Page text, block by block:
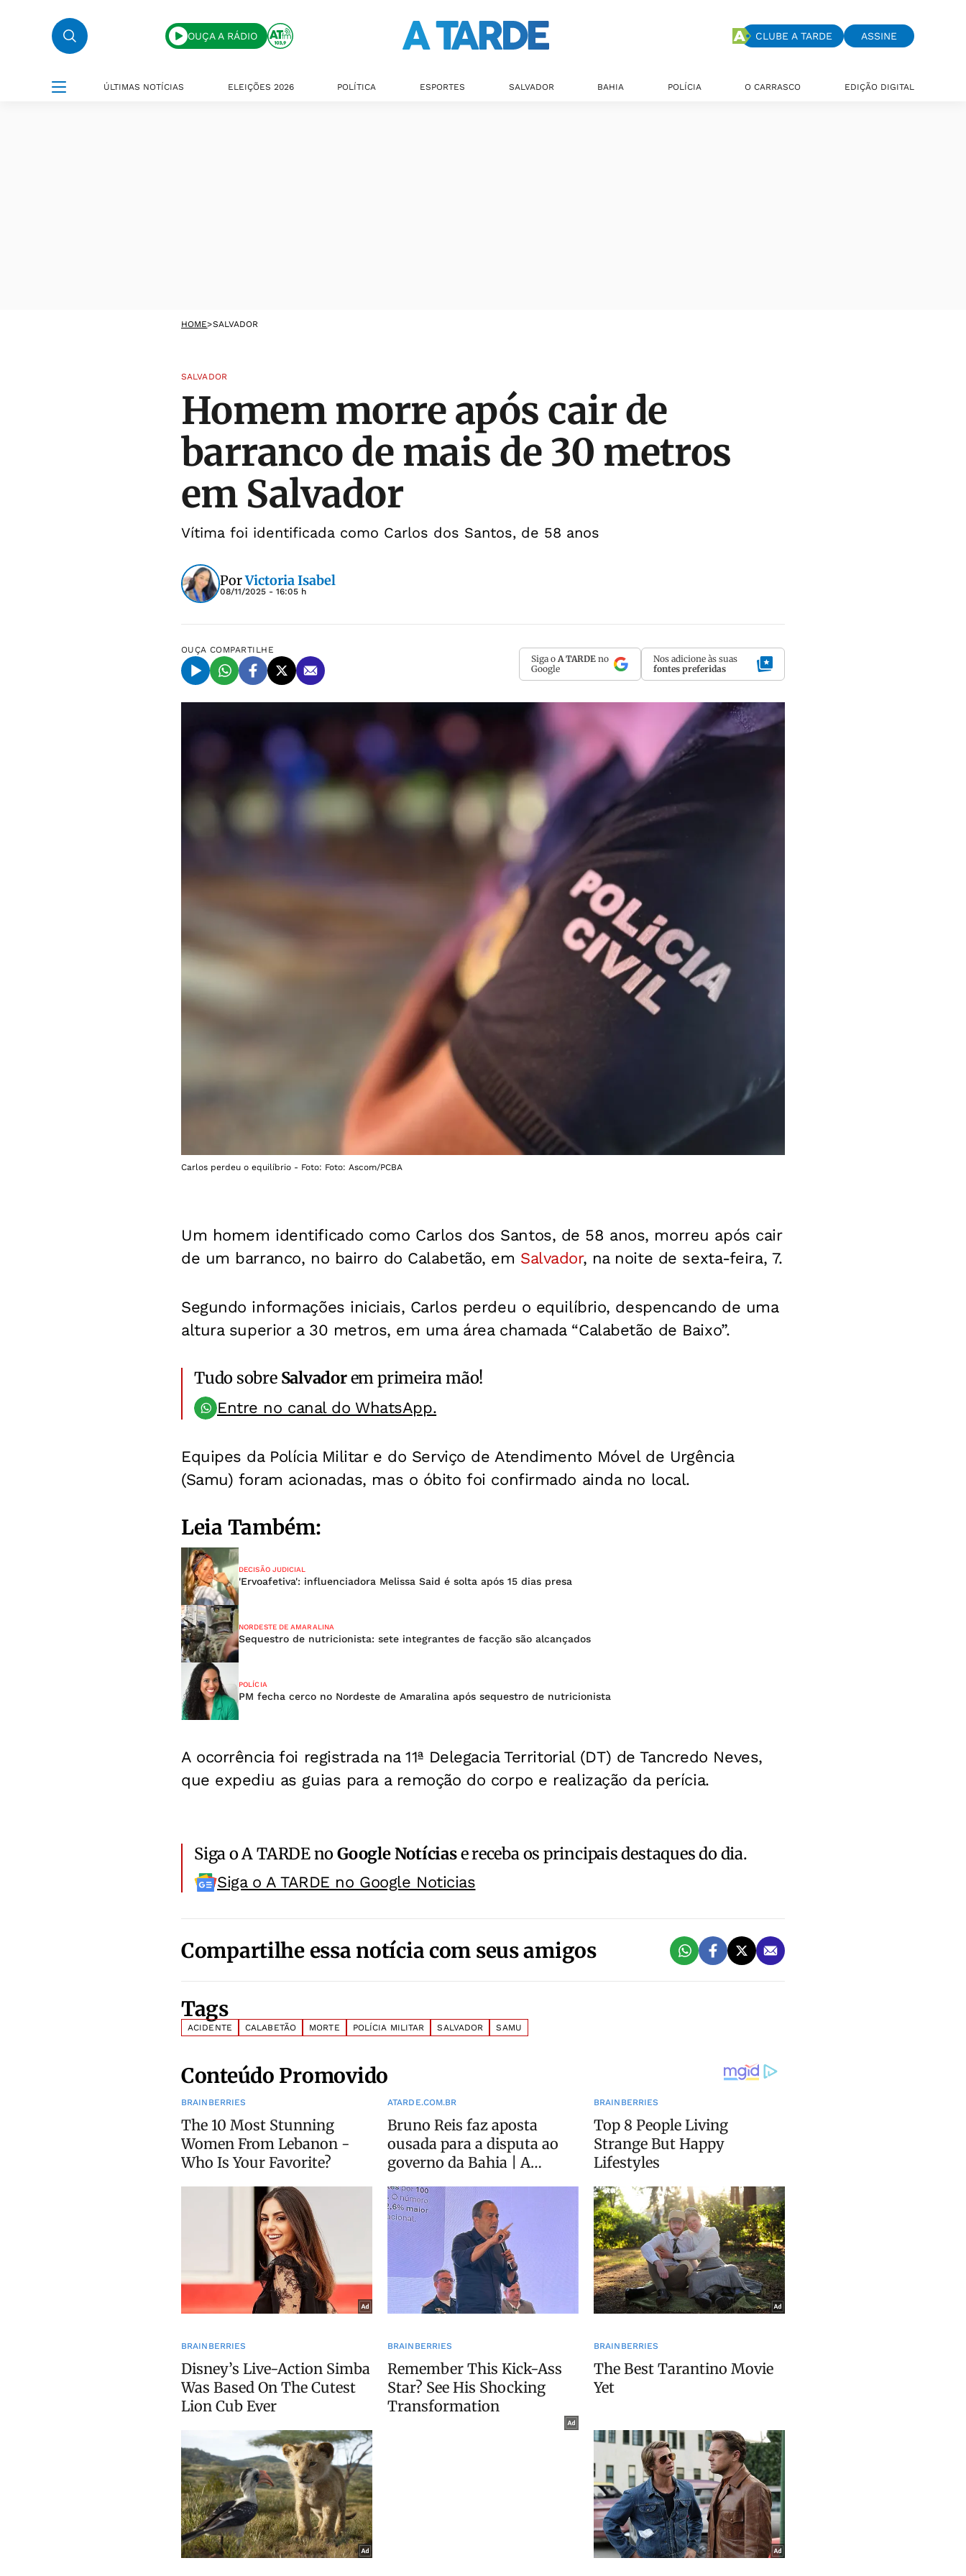
OUÇA A RÁDIO CLUBE A TARDE ASSINE
ÚLTIMAS NOTÍCIAS ELEIÇÕES 2026 POLÍTICA ESPORTES SALVADOR BAHIA POLÍCIA O CARRASCO EDIÇÃO DIGITAL
HOME>SALVADOR
SALVADOR
Homem morre após cair de
barranco de mais de 30 metros
em Salvador
Vítima foi identificada como Carlos dos Santos, de 58 anos
PorVictoria Isabel
08/11/2025 - 16:05 h
OUÇA COMPARTILHE
Siga o A TARDE no
Google
Nos adicione às suas
fontes preferidas
Carlos perdeu o equilíbrio - Foto: Foto: Ascom/PCBA
Um homem identificado como Carlos dos Santos, de 58 anos, morreu após cair
de um barranco, no bairro do Calabetão, em Salvador, na noite de sexta-feira, 7.
Segundo informações iniciais, Carlos perdeu o equilíbrio, despencando de uma
altura superior a 30 metros, em uma área chamada “Calabetão de Baixo”.
Tudo sobre Salvadorem primeira mão!
Entre no canal do WhatsApp.
Equipes da Polícia Militar e do Serviço de Atendimento Móvel de Urgência
(Samu) foram acionadas, mas o óbito foi confirmado ainda no local.
Leia Também:
DECISÃO JUDICIAL
'Ervoafetiva': influenciadora Melissa Said é solta após 15 dias presa
NORDESTE DE AMARALINA
Sequestro de nutricionista: sete integrantes de facção são alcançados
POLÍCIA
PM fecha cerco no Nordeste de Amaralina após sequestro de nutricionista
A ocorrência foi registrada na 11ª Delegacia Territorial (DT) de Tancredo Neves,
que expediu as guias para a remoção do corpo e realização da perícia.
Siga o A TARDE noGoogle Notíciase receba os principais destaques do dia.
Siga o A TARDE no Google Noticias
Compartilhe essa notícia com seus amigos
Tags
ACIDENTE CALABETÃO MORTE POLÍCIA MILITAR SALVADOR SAMU